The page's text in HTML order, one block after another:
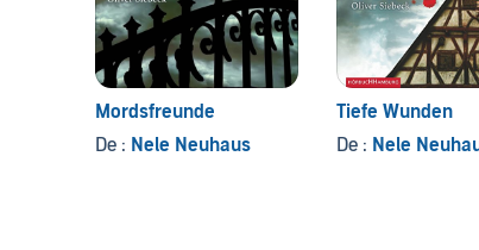
Mordsfreunde
De : Nele Neuhaus
Tiefe Wunden
De : Nele